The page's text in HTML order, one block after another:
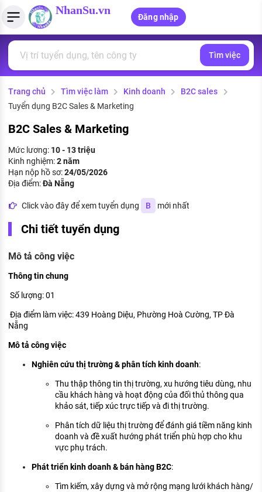
NhanSu.vn
Đăng nhập
Tìm việc làm
Việc làm ngành luật
Việc làm tốt nhất
CÔNG TY
Danh sách nhà tuyển dụng
Nhà tuyển dụng hàng đầu
Quản lý CV
Tải CV lên
MẪU CV THEO STYLE
Mẫu CV đơn giản
Mẫu CV hiện đại
Tính lương Gross - Net
Tính thuế thu nhập cá nhân
PHÁP LUẬT VIỆT NAM
Văn bản pháp luật
Chính sách mới
PHÁP LUẬT LAO ĐỘNG
Lao động và tiền lương
Bảo hiểm và phúc lợi
Thuế thu nhập
Hồ sơ biểu mẫu
Chính sách lao động
KHÁM PHÁ NGHỀ NGHIỆP
Tử vi nghề nghiệp
Kỹ năng nghề nghiệp
Xu hướng việc làm
XÂY DỰNG VÀ PHÁT TRIỂN ĐỘI NGŨ
TUYỂN DỤNG VIỆC LÀM
Tìm việc
Trang chủ Tìm việc làm Kinh doanh
B2C sales
Tuyển dụng B2C Sales & Marketing
B2C Sales & Marketing
Mức lương: 10 - 13 triệu
Kinh nghiệm:2 năm
Hạn nộp hồ sơ:24/05/2026
Địa điểm:Đà Nẵng
Click vào đây để xem tuyển dụng B mới nhất
Chi tiết tuyển dụng
Mô tả công việc
Thông tin chung
Số lượng: 01
Địa điểm làm việc: 439 Hoàng Diệu, Phường Hoà Cường, TP Đà
Nẵng
Mô tả công việc
Nghiên cứu thị trường & phân tích kinh doanh:
Thu thập thông tin thị trường, xu hướng tiêu dùng, nhu
cầu khách hàng và hoạt động của đối thủ thông qua
khảo sát, tiếp xúc trực tiếp và đi thị trường.
Phân tích dữ liệu thị trường để đánh giá tiềm năng kinh
doanh và đề xuất hướng phát triển phù hợp cho khu
vực phụ trách.
Phát triển kinh doanh & bán hàng B2C:
Tìm kiếm, xây dựng và mở rộng mạng lưới khách hàng/